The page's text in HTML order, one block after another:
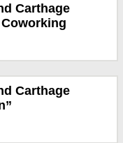
Carthage
Carthage